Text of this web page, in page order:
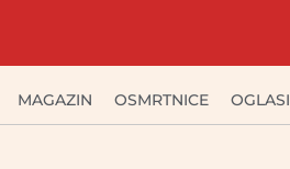
MAGAZIN OSMRTNICE OGLASI